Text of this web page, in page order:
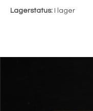
Lagerstatus: I lager